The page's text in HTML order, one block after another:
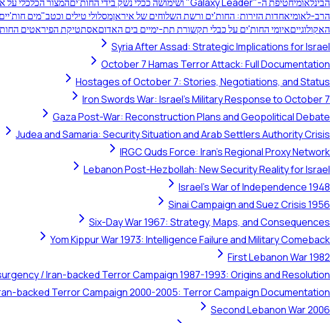
הרב-לאומיאחדות הזירות: החות'ים ורשת השלוחים של איראןמסלולי טילים וכטב"מים
האקולוגייםאיומי החות'ים על כבלי תקשורת תת-ימיים בים האדוםאסתטיקת הפיראטים
Syria After Assad: Strategic Implications for Israel
October 7 Hamas Terror Attack: Full Documentation
Hostages of October 7: Stories, Negotiations, and Status
Iron Swords War: Israel's Military Response to October 7
Gaza Post-War: Reconstruction Plans and Geopolitical Debate
Judea and Samaria: Security Situation and Arab Settlers Authority Crisis
IRGC Quds Force: Iran's Regional Proxy Network
Lebanon Post-Hezbollah: New Security Reality for Israel
Israel's War of Independence 1948
Sinai Campaign and Suez Crisis 1956
Six-Day War 1967: Strategy, Maps, and Consequences
Yom Kippur War 1973: Intelligence Failure and Military Comeback
First Lebanon War 1982
/ Iran-backed Terror Campaign 1987-1993: Origins and Resolution
backed Terror Campaign 2000-2005: Terror Campaign Documentation
Second Lebanon War 2006